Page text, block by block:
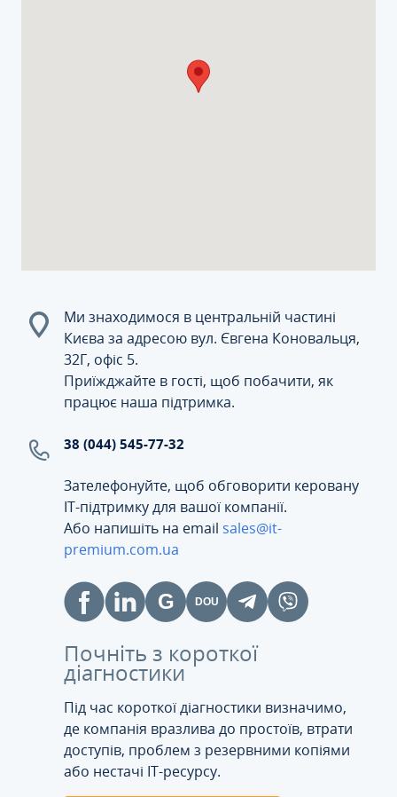
Ми знаходимося в центральній частині
Києва за адресою вул. Євгена Коновальця,
32Г, офіс 5.
Приїжджайте в гості, щоб побачити, як
працює наша підтримка.
38 (044) 545-77-32
Зателефонуйте, щоб обговорити керовану
ІТ-підтримку для вашої компанії.
Або напишіть на email sales@it-
premium.com.ua
Почніть з короткої
діагностики
Під час короткої діагностики визначимо,
де компанія вразлива до простоїв, втрати
доступів, проблем з резервними копіями
або нестачі IT-ресурсу.